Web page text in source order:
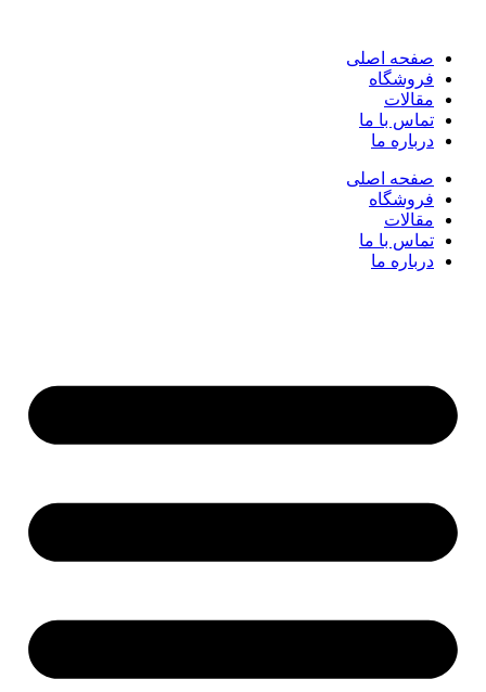
صفحه اصلی
فروشگاه
مقالات
تماس با ما
درباره ما
صفحه اصلی
فروشگاه
مقالات
تماس با ما
درباره ما